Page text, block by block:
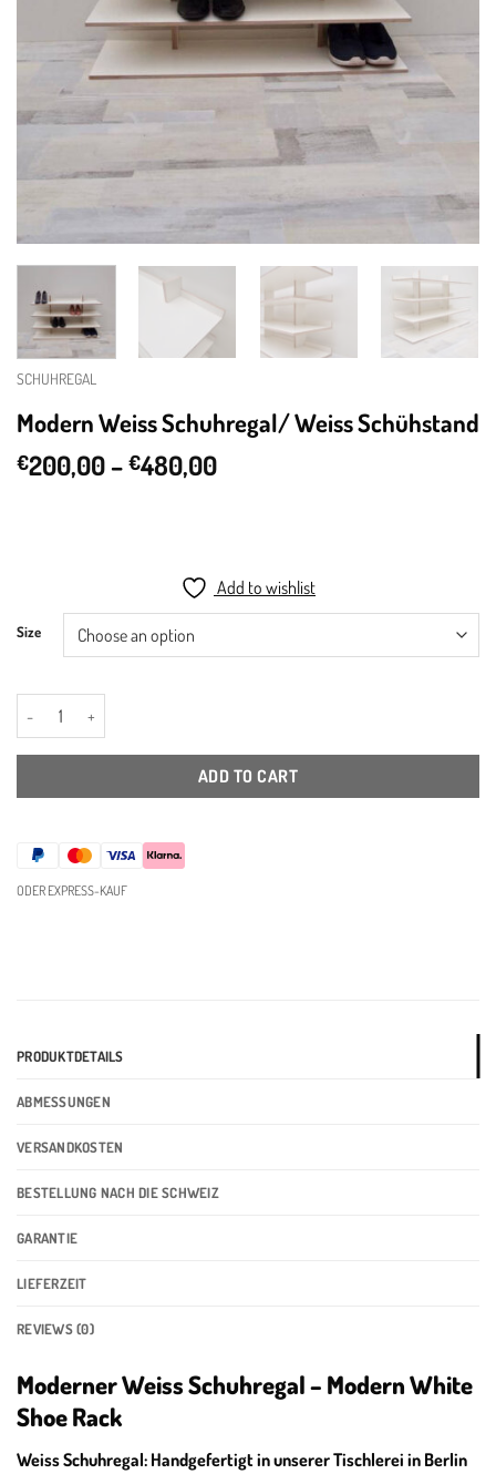
SCHUHREGAL
Modern Weiss Schuhregal/ Weiss Schühstand
€200,00– €480,00Price
€480,00
Add to wishlist
Size
Modern Weiss Schuhregal/ Weiss Schühstand quantity
ADD TO CART
ODER EXPRESS-KAUF
PRODUKTDETAILS
ABMESSUNGEN
VERSANDKOSTEN
BESTELLUNG NACH DIE SCHWEIZ
GARANTIE
LIEFERZEIT
REVIEWS (0)
Moderner Weiss Schuhregal – Modern White
Shoe Rack
Weiss Schuhregal: Handgefertigt in unserer Tischlerei in Berlin